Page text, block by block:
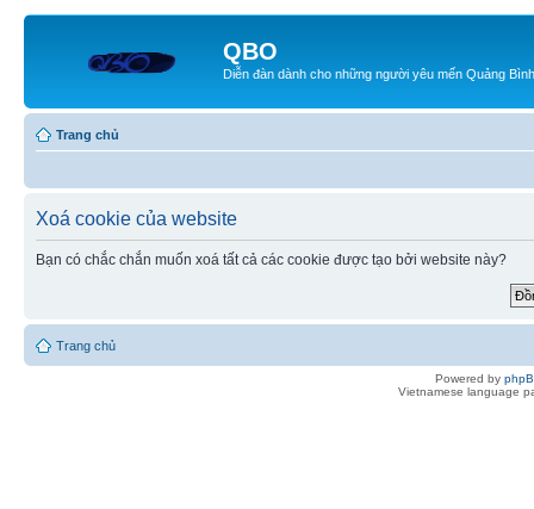
QBO
Diễn đàn dành cho những người yêu mến Quảng Bình
Trang chủ
Xoá cookie của website
Bạn có chắc chắn muốn xoá tất cả các cookie được tạo bởi website này?
Trang chủ
Powered by
Vietnamese language